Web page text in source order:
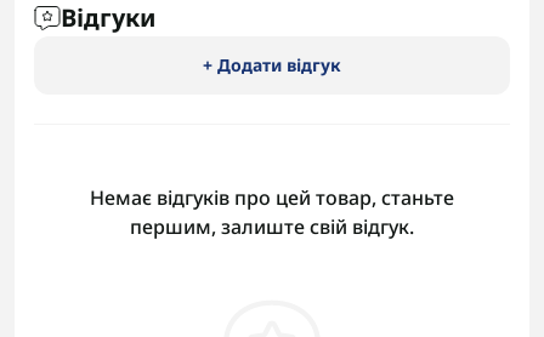
Відгуки
+ Додати відгук
Немає відгуків про цей товар, станьте
першим, залиште свій відгук.